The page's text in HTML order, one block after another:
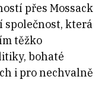
přes Mossack
společnost, která
těžko
bohaté
i pro nechvalně